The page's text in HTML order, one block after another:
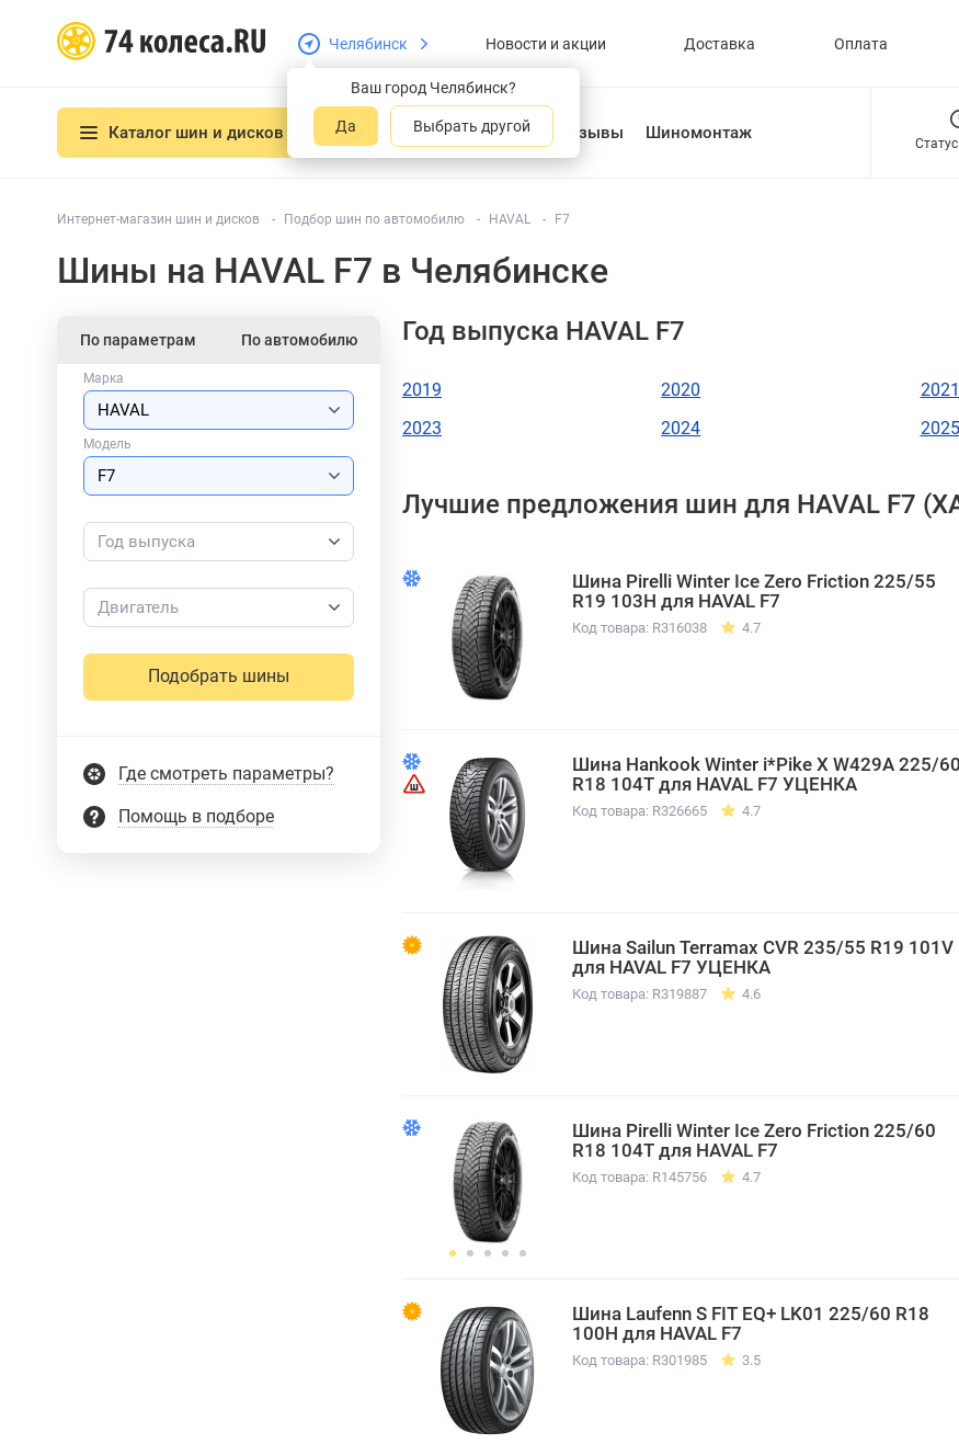
Челябинск
Ваш город Челябинск?
Да Выбрать другой
Новости и акции Доставка Оплата
Каталог шин и дисков О нас Отзывы Шиномонтаж
Интернет-магазин шин и дисков Подбор шин по автомобилю HAVAL F7
Шины на HAVAL F7 в Челябинске
По параметрам По автомобилю
Марка
Модель
Год выпуска
Двигатель
Подобрать шины
Где смотреть параметры?
Помощь в подборе
Год выпуска HAVAL F7
2019 2020 2021
2023
2024 2025
Лучшие предложения шин для HAVAL F7
Шина Pirelli Winter Ice Zero Friction 225/55
R19 103H для HAVAL F7
Код товара: R316038 4.7
Шина Hankook Winter i*Pike X W429A 225/60
R18 104T для HAVAL F7 УЦЕНКА
Код товара: R326665 4.7
Шина Sailun Terramax CVR 235/55 R19 101V
для HAVAL F7 УЦЕНКА
Код товара: R319887 4.6
Шина Pirelli Winter Ice Zero Friction 225/60
R18 104T для HAVAL F7
Код товара: R145756 4.7
Шина Laufenn S FIT EQ+ LK01 225/60 R18
100H для HAVAL F7
Код товара: R301985 3.5